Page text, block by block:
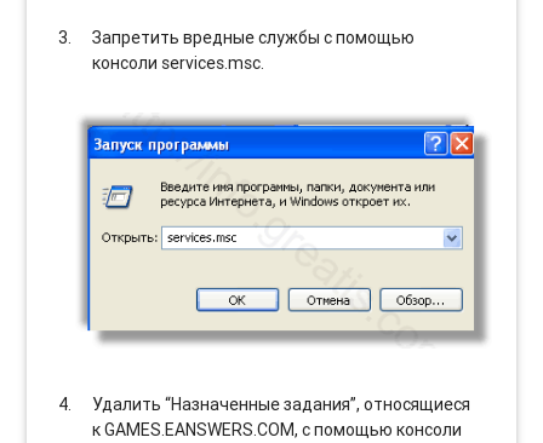
Запретить вредные службы с помощью
консоли services.msc.
Удалить “Назначенные задания”, относящиеся
к GAMES.EANSWERS.COM, с помощью консоли